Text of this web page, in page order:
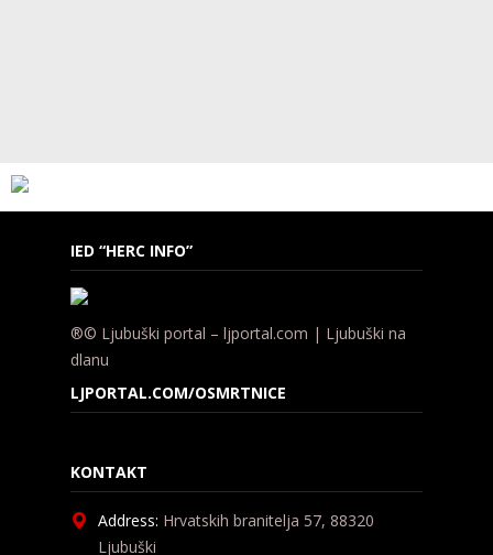
IED “HERC INFO”
®© Ljubuški portal – ljportal.com | Ljubuški na
dlanu
LJPORTAL.COM/OSMRTNICE
KONTAKT
Address: Hrvatskih branitelja 57, 88320
Ljubuški